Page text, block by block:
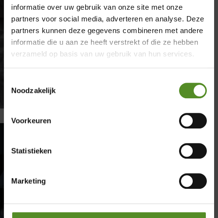
informatie over uw gebruik van onze site met onze
partners voor social media, adverteren en analyse. Deze
partners kunnen deze gegevens combineren met andere
informatie die u aan ze heeft verstrekt of die ze hebben
verzameld op basis van uw gebruik van hun services.
Noodzakelijk
Voorkeuren
Statistieken
Marketing
Nachtmerries oorzaak: waarom
Nachtmerries oorzaak: waarom volwassenen
Showroom Breda
Vrijdag 12:00 – 17:00
Zondag 12:00 – 17:00
×